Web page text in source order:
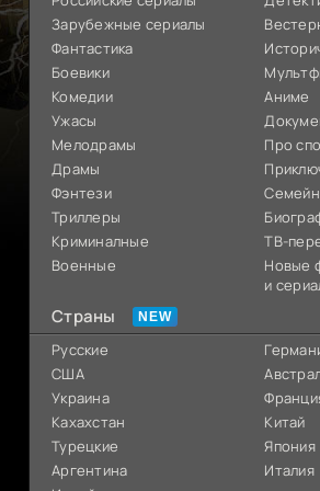
Зарубежные сериалы
Фантастика
Боевики
Комедии
Ужасы
Мелодрамы
Драмы
Фэнтези
Триллеры
Криминалные
Военные
Аниме
Про
ТВ-
Новые
и
Страны
Русские
США
Украина
Кахахстан
Турецкие
Аргентина
Китай
Япония
Италия